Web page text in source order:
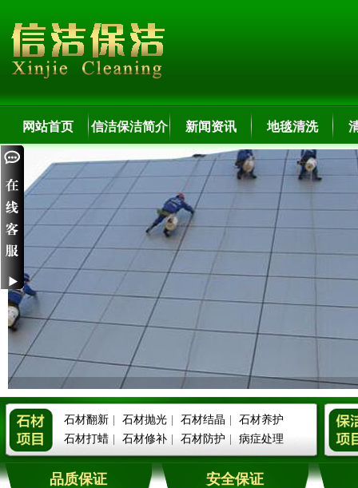
网站首页 信洁保洁简介 新闻资讯 地毯清洗
石材翻新 石材抛光 石材结晶
石材养护
石材打蜡
石材修补 石材防护 病症处理
品质保证 安全保证